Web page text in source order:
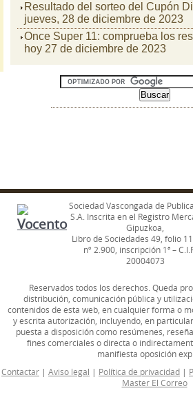
Resultado del sorteo del Cupón
jueves, 28 de diciembre de 2023
Once Super 11: comprueba los
hoy 27 de diciembre de 2023
Sociedad Vascongada de
S.A. Inscrita en el Registro
Gipuzkoa,
Libro de Sociedades 49, folio
nº 2.900, inscripción 1ª –
20004073
Reservados todos los derechos. Queda
distribución, comunicación pública y
contenidos de esta web, en cualquier forma o
y escrita autorización, incluyendo, en
puesta a disposición como resúmenes,
fines comerciales o directa o
manifiesta oposición
Contactar | Aviso legal | Política de privacidad |
Master El Correo